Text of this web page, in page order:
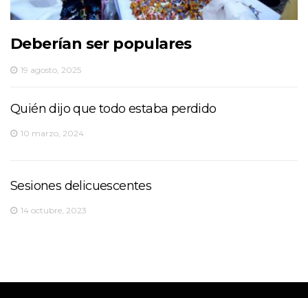
Deberían ser populares
19 agosto, 2025
Quién dijo que todo estaba perdido
10 marzo, 2024
Sesiones delicuescentes
14 octubre, 2023